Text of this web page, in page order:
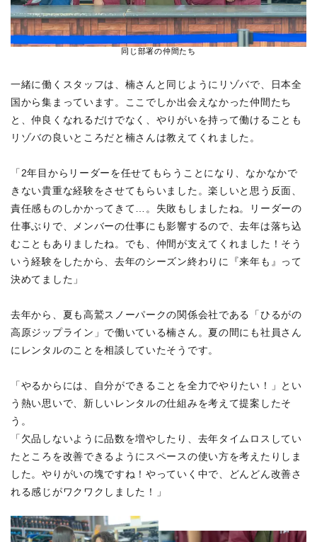
同じ部署の仲間たち
一緒に働くスタッフは、楠さんと同じようにリゾバで、日本全
国から集まっています。ここでしか出会えなかった仲間たち
と、仲良くなれるだけでなく、やりがいを持って働けることも
リゾバの良いところだと楠さんは教えてくれました。
「2年目からリーダーを任せてもらうことになり、なかなかで
きない貴重な経験をさせてもらいました。楽しいと思う反面、
責任感ものしかかってきて…。失敗もしましたね。リーダーの
仕事ぶりで、メンバーの仕事にも影響するので、去年は落ち込
むこともありましたね。でも、仲間が支えてくれました！そう
いう経験をしたから、去年のシーズン終わりに『来年も』って
決めてました」
去年から、夏も高鷲スノーパークの関係会社である「ひるがの
高原ジップライン」で働いている楠さん。夏の間にも社員さん
にレンタルのことを相談していたそうです。
「やるからには、自分ができることを全力でやりたい！」とい
う熱い思いで、新しいレンタルの仕組みを考えて提案したそ
う。
「欠品しないように品数を増やしたり、去年タイムロスしてい
たところを改善できるようにスペースの使い方を考えたりしま
した。やりがいの塊ですね！やっていく中で、どんどん改善さ
れる感じがワクワクしました！」